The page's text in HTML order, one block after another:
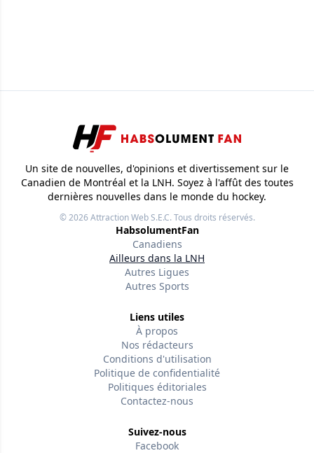
Un site de nouvelles, d'opinions et divertissement sur le
Canadien de Montréal et la LNH. Soyez à l'affût des toutes
dernières nouvelles dans le monde du hockey.
© 2026Attraction Web S.E.C.Tous droits réservés.
HabsolumentFan
Canadiens
Ailleurs dans la LNH
Autres Ligues
Autres Sports
Liens utiles
À propos
Nos rédacteurs
Conditions d'utilisation
Politique de confidentialité
Politiques éditoriales
Contactez-nous
Suivez-nous
Facebook